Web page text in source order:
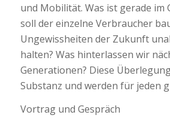
und Mobilität. Was ist gerade im
soll der einzelne Verbraucher
Ungewissheiten der Zukunft
halten? Was hinterlassen wir
Generationen? Diese
Substanz und werden für jeden
Vortrag und Gespräch